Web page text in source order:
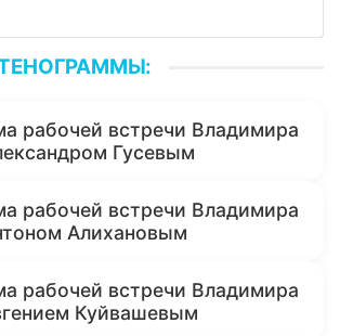
рабочей встречи Владимира
Гусевым
рабочей встречи Владимира
Алихановым
рабочей встречи Владимира
Куйвашевым